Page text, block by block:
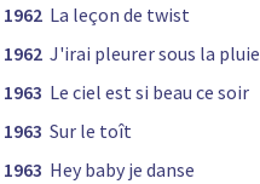
1962 La leçon de twist
1962 J'irai pleurer sous la pluie
1963 Le ciel est si beau ce soir
1963 Sur le toît
1963 Hey baby je danse